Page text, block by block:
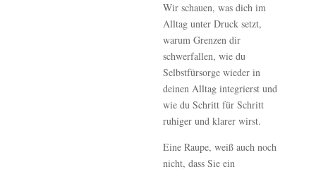
Wir schauen, was dich im
Alltag unter Druck setzt,
warum Grenzen dir
schwerfallen, wie du
Selbstfürsorge wieder in
deinen Alltag integrierst und
wie du Schritt für Schritt
ruhiger und klarer wirst.
Eine Raupe, weiß auch noch
nicht, dass Sie ein